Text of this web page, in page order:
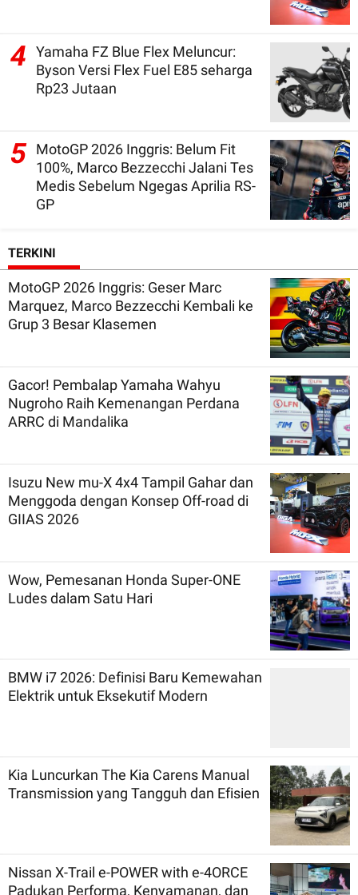
4
Yamaha FZ Blue Flex Meluncur:
Byson Versi Flex Fuel E85 seharga
Rp23 Jutaan
5 MotoGP 2026 Inggris: Belum Fit
100%, Marco Bezzecchi Jalani Tes
Medis Sebelum Ngegas Aprilia RS-
GP
TERKINI
MotoGP 2026 Inggris: Geser Marc
Marquez, Marco Bezzecchi Kembali ke
Grup 3 Besar Klasemen
Gacor! Pembalap Yamaha Wahyu
Nugroho Raih Kemenangan Perdana
ARRC di Mandalika
Isuzu New mu-X 4x4 Tampil Gahar dan
Menggoda dengan Konsep Off-road di
GIIAS 2026
Wow, Pemesanan Honda Super-ONE
Ludes dalam Satu Hari
BMW i7 2026: Definisi Baru Kemewahan
Elektrik untuk Eksekutif Modern
Kia Luncurkan The Kia Carens Manual
Transmission yang Tangguh dan Efisien
Nissan X-Trail e-POWER with e-4ORCE
Padukan Performa, Kenyamanan, dan